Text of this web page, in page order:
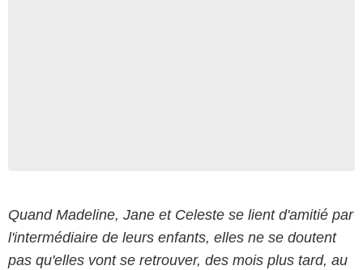
Quand Madeline, Jane et Celeste se lient d'amitié par
l'intermédiaire de leurs enfants, elles ne se doutent
pas qu'elles vont se retrouver, des mois plus tard, au